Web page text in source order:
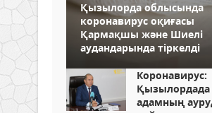
Қызылорда облысында
коронавирус оқиғасы
Қармақшы және Шиелі
аудандарында тіркелді
Коронавирус:
Қызылордада
адамның